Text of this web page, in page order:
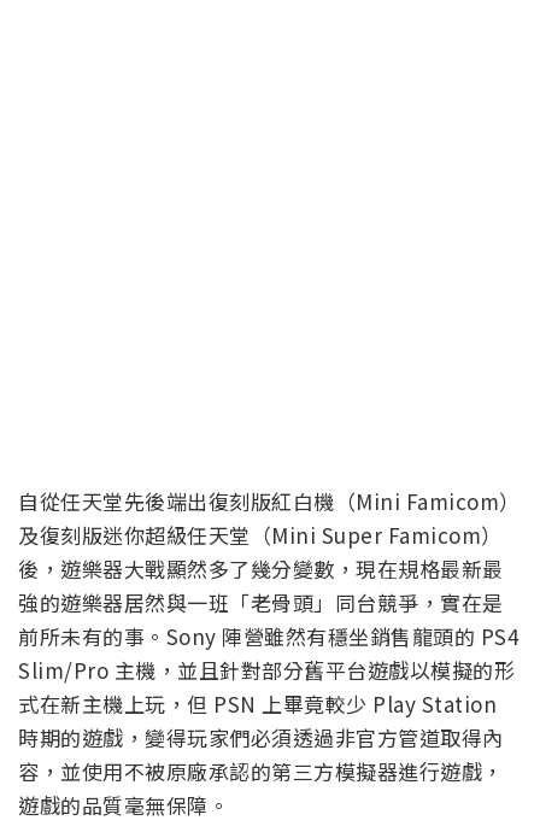
自從任天堂先後端出復刻版紅白機（Mini Famicom）
及復刻版迷你超級任天堂（Mini Super Famicom）
後，遊樂器大戰顯然多了幾分變數，現在規格最新最
強的遊樂器居然與一班「老骨頭」同台競爭，實在是
前所未有的事。Sony 陣營雖然有穩坐銷售龍頭的 PS4
Slim/Pro 主機，並且針對部分舊平台遊戲以模擬的形
式在新主機上玩，但 PSN 上畢竟較少 Play Station
時期的遊戲，變得玩家們必須透過非官方管道取得內
容，並使用不被原廠承認的第三方模擬器進行遊戲，
遊戲的品質毫無保障。